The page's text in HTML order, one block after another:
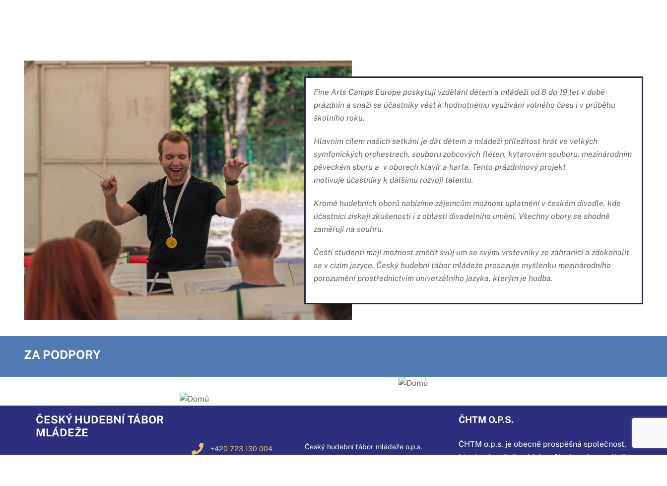
Fine Arts Camps Europe poskytují vzdělání dětem a mládeži od 8 do 19 let v době
prázdnin a snaží se účastníky vést k hodnotnému využívání volného času i v průběhu
školního roku.
Hlavním cílem našich setkání je dát dětem a mládeži příležitost hrát ve velkých
symfonických orchestrech, souboru zobcových fléten, kytarovém souboru, mezinárodním
pěveckém sboru a v oborech klavír a harfa. Tento prázdninový projekt
motivuje účastníky k dalšímu rozvoji talentu.
Kromě hudebních oborů nabízíme zájemcům možnost uplatnění v českém divadle, kde
účastníci získají zkušenosti i z oblasti divadelního umění. Všechny obory se shodně
zaměřují na souhru.
Čeští studenti mají možnost změřit svůj um se svými vrstevníky ze zahraničí a zdokonalit
se v cizím jazyce. Český hudební tábor mládeže prosazuje myšlenku mezinárodního
porozumění prostřednictvím univerzálního jazyka, kterým je hudba.
ZA PODPORY
ČESKÝ HUDEBNÍ TÁBOR
MLÁDEŽE
+420 723 130 004
Český hudební tábor mládeže o.p.s.
ČHTM O.P.S.
ČHTM o.p.s. je obecně prospěšná společnost,
která celoročně nabízí umělecky a humanitně